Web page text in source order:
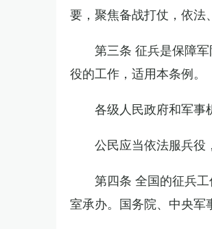
要，聚焦备战打仗，依法
第三条 征兵是保障
役的工作，适用本条例。
各级人民政府和军事
公民应当依法服兵役
第四条 全国的征兵
室承办。国务院、中央军